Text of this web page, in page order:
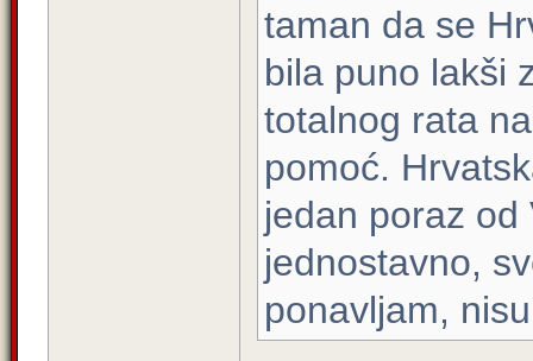
taman da se
bila puno lakši
totalnog rata
pomoć.
jedan poraz od
jednostavno,
ponavljam,